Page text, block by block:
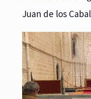
Juan de los